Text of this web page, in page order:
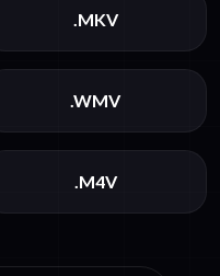
.MKV
.WMV
.M4V